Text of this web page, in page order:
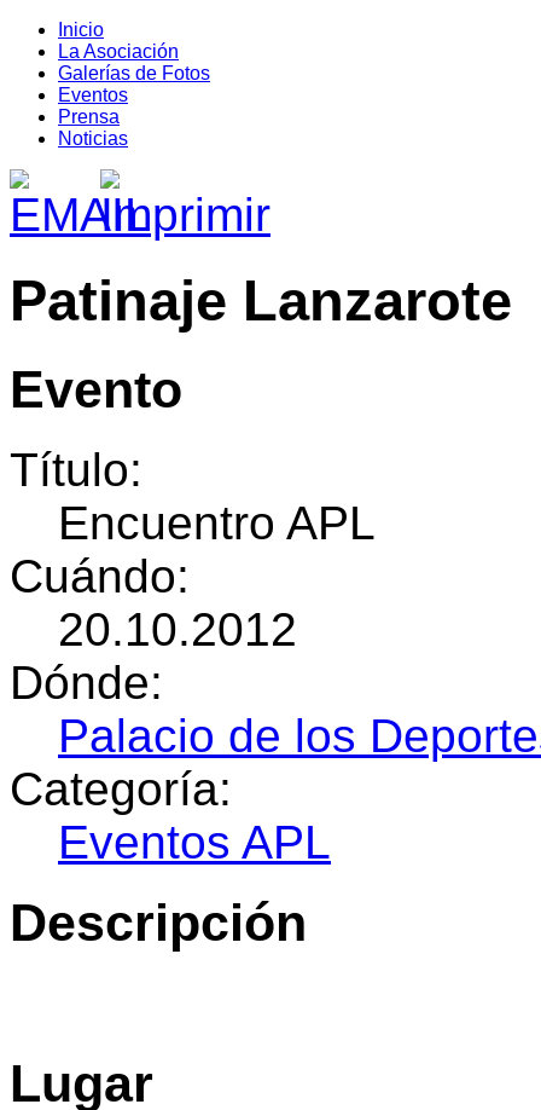
Inicio
La Asociación
Galerías de Fotos
Eventos
Prensa
Noticias
Patinaje Lanzarote
Evento
Título:
Encuentro APL
Cuándo:
20.10.2012
Dónde:
Palacio de los
Categoría:
Eventos APL
Descripción
Lugar